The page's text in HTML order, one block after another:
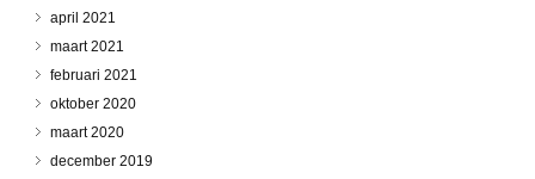
april 2021
maart 2021
februari 2021
oktober 2020
maart 2020
december 2019